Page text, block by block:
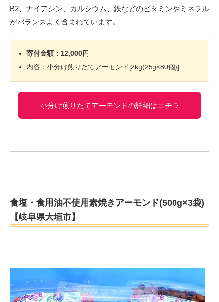
B2、ナイアシン、カルシウム、鉄などのビタミンやミネラル
がバランスよく含まれています。
寄付金額：12,000円
内容：小分け煎りたてアーモンド[2kg(25g×80個)]
小分け煎りたてアーモンドの詳細はコチラ
食塩・食用油不使用素焼きアーモンド(500g×3袋)
【岐阜県大垣市】